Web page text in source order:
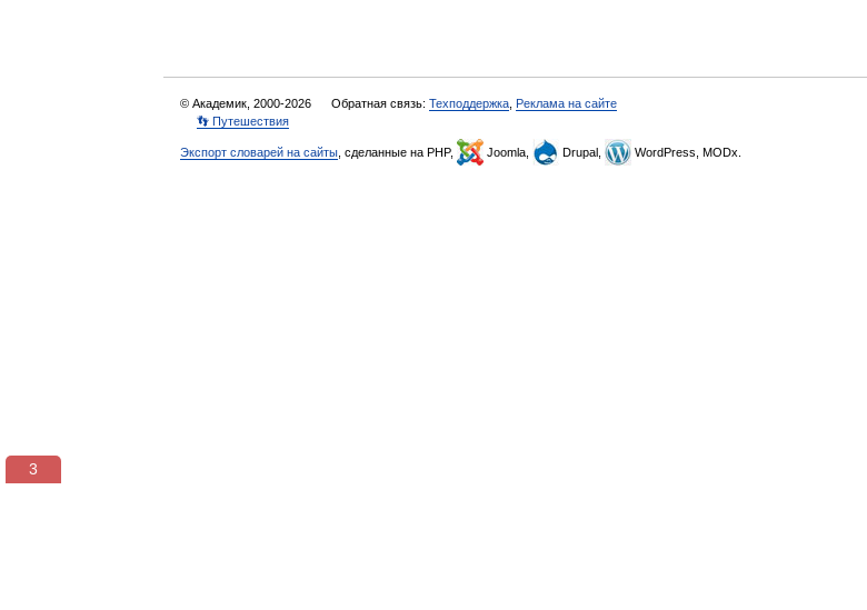
© Академик, 2000-2026 Обратная связь: Техподдержка Реклама на сайте
👣 Путешествия
Экспорт словарей на сайты , сделанные на PHP, Joomla, Drupal, WordPress, MODx.
3